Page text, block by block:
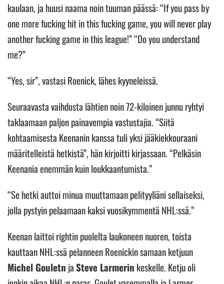
kaulaan, ja huusi naama noin tuuman päässä: “If you pass by
one more fucking hit in this fucking game, you will never play
another fucking game in this league!” “Do you understand
me?”
“Yes, sir”, vastasi Roenick, lähes kyyneleissä.
Seuraavasta vaihdosta lähtien noin 72-kiloinen junnu ryhtyi
taklaamaan paljon painavempia vastustajia. “Siitä
kohtaamisesta Keenanin kanssa tuli yksi jääkiekkouraani
määritelleistä hetkistä”, hän kirjoitti kirjassaan. “Pelkäsin
Keenania enemmän kuin loukkaantumista.”
“Se hetki auttoi minua muuttamaan pelityyliäni sellaiseksi,
jolla pystyin pelaamaan kaksi vuosikymmentä NHL:ssä.”
Keenan laittoi rightin puolelta laukoneen nuoren, toista
kauttaan NHL:ssä pelanneen Roenickin samaan ketjuun
Michel Gouletn jaSteve Larmerin keskelle. Ketju oli